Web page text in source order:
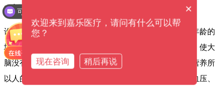
1.皮肤瘙痒--心脑血管病
许多心脑血管疾病患者常出现皮肤瘙痒，这是因为随着年龄的
增长，人的心脑血管系统逐渐硬化。血管的弹性会降低，使大
脑没有足够的氧气和营养供应，因此神经细胞容易缺乏营养所
以人的感觉功能会不正常，然后皮肤会觉得痒，很多高血压、
×
欢迎来到嘉乐医疗，请问有什么可以帮
您？
现在咨询 稍后再说